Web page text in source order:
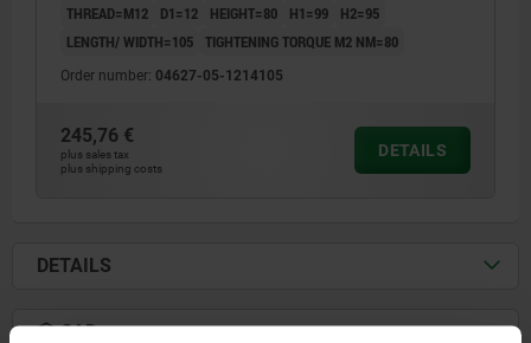
THREAD=M12
D1=12 HEIGHT=80 H1=99
H2=95
LENGTH/ WIDTH=105 TIGHTENING TORQUE M2 NM=80
Order number: 04627-05-1214105
245,76 €
plus sales tax
plus shipping costs
DETAILS
DETAILS
CAD